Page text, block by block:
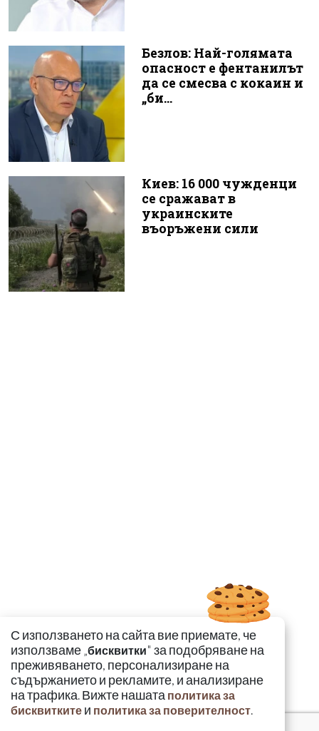
Безлов: Най-голямата
опасност е фентанилът
да се смесва с кокаин и
„би...
Киев: 16 000 чужденци
се сражават в
украинските
въоръжени сили
С използването на сайта вие приемате, че
използваме „бисквитки" за подобряване на
преживяването, персонализиране на
съдържанието и рекламите, и анализиране
на трафика. Вижте нашата политика за
бисквитките и политика за поверителност.